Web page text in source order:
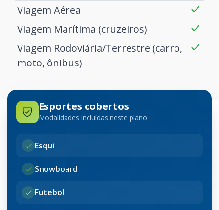
Viagem Aérea
Viagem Marítima (cruzeiros)
Viagem Rodoviária/Terrestre (carro,
moto, ônibus)
Esportes cobertos
Modalidades incluídas neste plano
Esqui
Snowboard
Futebol